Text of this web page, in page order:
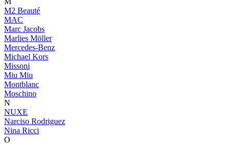
M2 Beauté
MAC
Marc Jacobs
Marlies Möller
Mercedes-Benz
Michael Kors
Missoni
Miu Miu
Montblanc
Moschino
N
NUXE
Narciso Rodriguez
Nina Ricci
O